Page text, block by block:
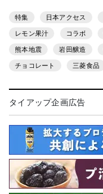
特集 日本アクセス
レモン果汁 コラボ
熊本地震 岩田醸造
チョコレート 三菱食品
タイアップ企画広告